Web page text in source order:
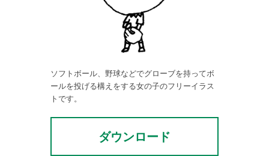
ソフトボール、野球などでグローブを持ってボ
ールを投げる構えをする女の子のフリーイラス
トです。
ダウンロード